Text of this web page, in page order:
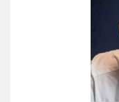
צבאי